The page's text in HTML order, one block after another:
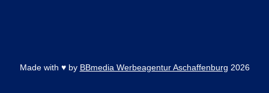
Made with ♥by BBmedia Werbeagentur Aschaffenburg 2026